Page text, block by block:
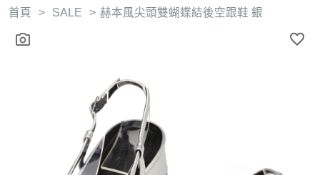
首頁 > SALE > 赫本風尖頭雙蝴蝶結後空跟鞋 銀